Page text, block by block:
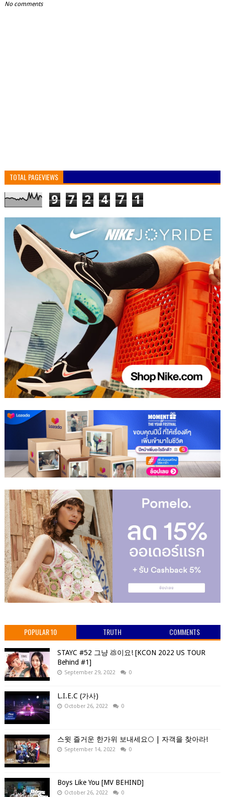
No comments
TOTAL PAGEVIEWS
9 7 2 4 7 1
POPULAR 10 TRUTH COMMENTS
STAYC #52 그냥 💩이요! [KCON 2022 US TOUR
Behind #1]
September 29, 2022 0
L.I.E.C (가사)
October 26, 2022 0
스윗 즐거운 한가위 보내세요🌕 | 자객을 찾아라!
September 14, 2022 0
Boys Like You [MV BEHIND]
October 26, 2022 0